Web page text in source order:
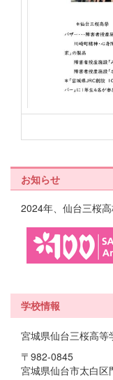
お知らせ
2024年、仙台三桜高
学校情報
宮城県仙台三桜高等
〒982-0845
宮城県仙台市太白区